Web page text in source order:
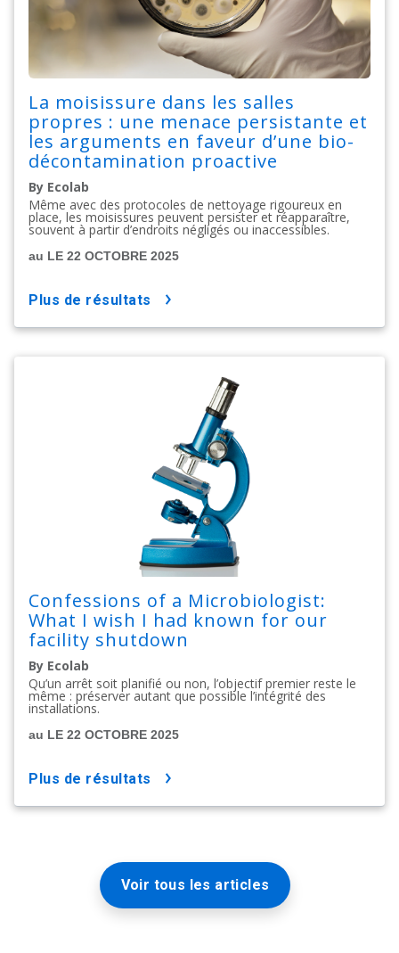
La moisissure dans les salles
propres : une menace persistante et
les arguments en faveur d’une bio-
décontamination proactive
By Ecolab
Même avec des protocoles de nettoyage rigoureux en
place, les moisissures peuvent persister et réapparaître,
souvent à partir d’endroits négligés ou inaccessibles.
au LE 22 OCTOBRE 2025
plus de résultats
Confessions of a Microbiologist:
What I wish I had known for our
facility shutdown
By Ecolab
Qu’un arrêt soit planifié ou non, l’objectif premier reste le
même : préserver autant que possible l’intégrité des
installations.
au LE 22 OCTOBRE 2025
plus de résultats
Voir tous les articles